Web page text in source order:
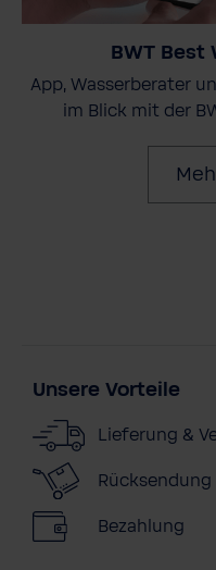
BWT Best
App, Wasserberater
im Blick mit der
Unsere Vorteile
Lieferung &
Rücksendung
Bezahlung